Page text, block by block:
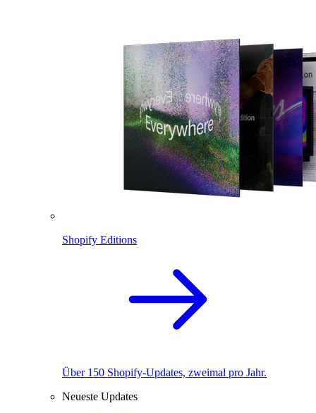
Shopify Editions
Über 150 Shopify-Updates, zweimal pro Jahr.
Neueste Updates